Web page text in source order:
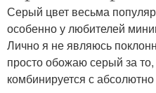
Серый цвет весьма
особенно у любителей
Лично я не являюсь
просто обожаю серый за
комбинируется с